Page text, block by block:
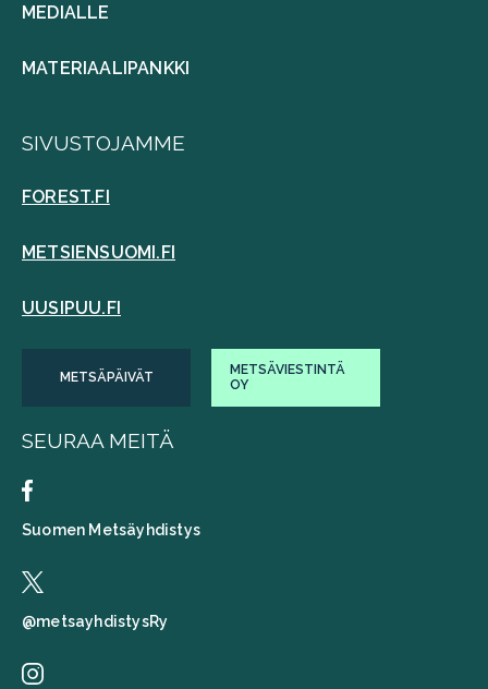
MEDIALLE
MATERIAALIPANKKI
SIVUSTOJAMME
FOREST.FI
METSIENSUOMI.FI
UUSIPUU.FI
METSÄPÄIVÄT
METSÄVIESTINTÄ
OY
SEURAA MEITÄ
Suomen Metsäyhdistys
@metsayhdistysRy